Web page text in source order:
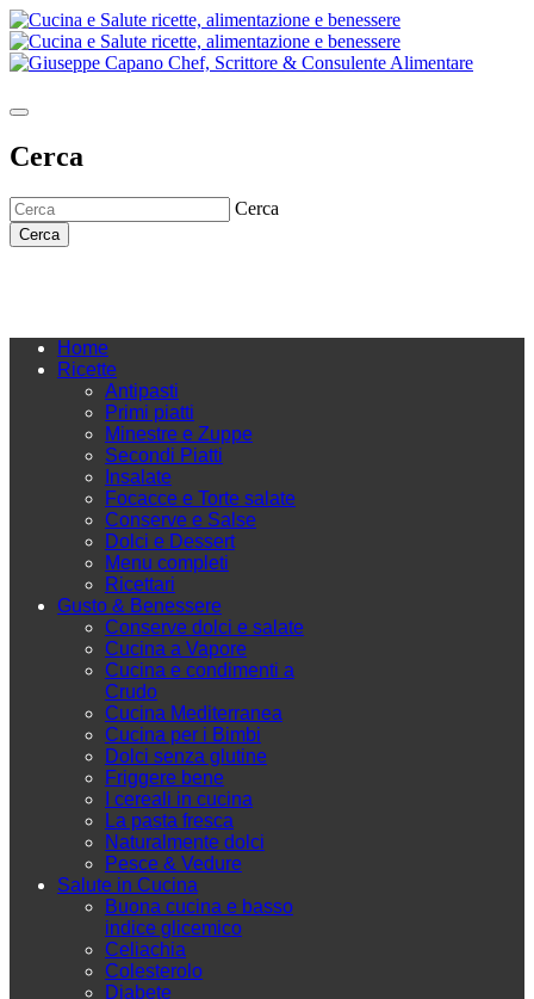
Cerca
Cerca
Cerca
Home
Ricette
Antipasti
Primi piatti
Minestre e Zuppe
Secondi Piatti
Insalate
Focacce e Torte salate
Conserve e Salse
Dolci e Dessert
Menu completi
Ricettari
Gusto & Benessere
Conserve dolci e salate
Cucina a Vapore
Cucina e condimenti a
Crudo
Cucina Mediterranea
Cucina per i Bimbi
Dolci senza glutine
Friggere bene
I cereali in cucina
La pasta fresca
Naturalmente dolci
Pesce & Vedure
Salute in Cucina
Buona cucina e basso
indice glicemico
Celiachia
Colesterolo
Diabete